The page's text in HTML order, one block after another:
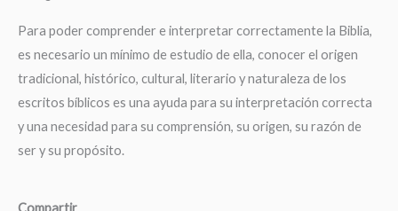
Para poder comprender e interpretar correctamente la Biblia,
es necesario un mínimo de estudio de ella, conocer el origen
tradicional, histórico, cultural, literario y naturaleza de los
escritos bíblicos es una ayuda para su interpretación correcta
y una necesidad para su comprensión, su origen, su razón de
ser y su propósito.